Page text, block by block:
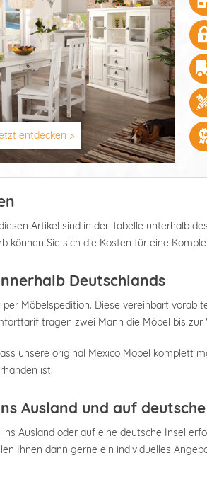
entdecken >
Artikel sind in der Tabelle unterhalb
können Sie sich die Kosten für eine
Deutschlands
Möbelspedition. Diese vereinbart vorab
tragen zwei Mann die Möbel bis zur
unsere original Mexico Möbel komplett
ist.
Ausland und auf
Ausland oder auf eine deutsche Insel
Ihnen dann gerne ein individuelles